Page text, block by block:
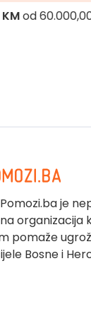
od
je
organizacija
pomaže
Bosne i